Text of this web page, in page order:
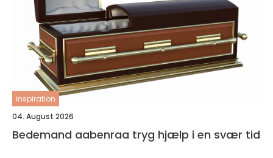
inspiration
04. August 2026
Bedemand aabenraa tryg hjælp i en svær tid